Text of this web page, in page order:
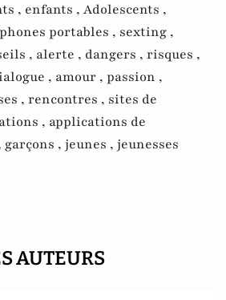
, enfants , Adolescents ,
portables , sexting ,
, alerte , dangers , risques ,
, amour , passion ,
, rencontres , sites de
, applications de
garçons , jeunes , jeunesses
AUTEURS